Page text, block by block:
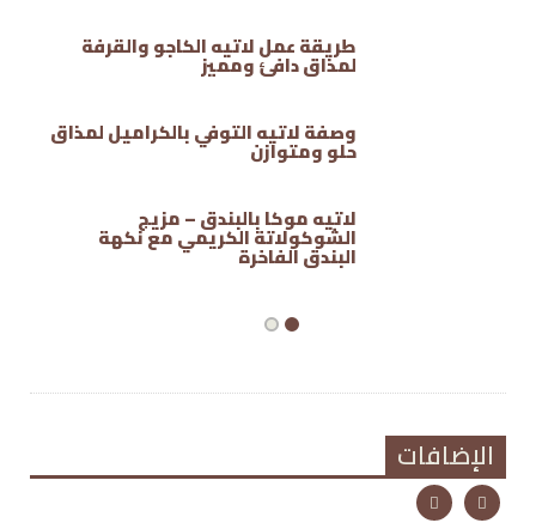
طريقة عمل لاتيه الكاجو والقرفة
لمذاق دافئ ومميز
وصفة لاتيه التوفي بالكراميل لمذاق
حلو ومتوازن
لاتيه موكا بالبندق – مزيج
الشوكولاتة الكريمي مع نكهة
البندق الفاخرة
الإضافات